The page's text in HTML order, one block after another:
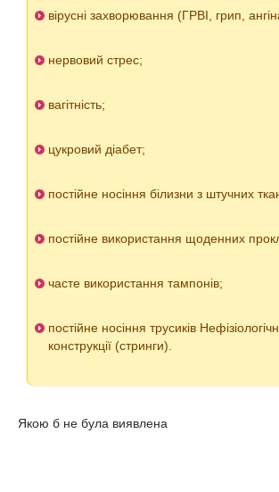
вірусні захворювання (ГРВІ, грип,
нервовий стрес;
вагітність;
цукровий діабет;
постійне носіння білизни з штучних
постійне використання щоденних
часте використання тампонів;
постійне носіння трусиків
конструкції (стринги).
Якою б не була виявлена